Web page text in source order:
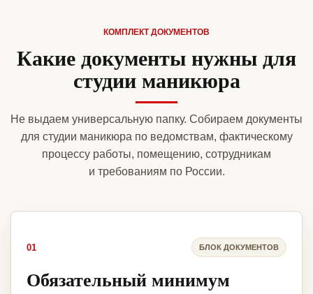
КОМПЛЕКТ ДОКУМЕНТОВ
Какие документы нужны для
студии маникюра
Не выдаем универсальную папку. Собираем документы
для студии маникюра по ведомствам, фактическому
процессу работы, помещению, сотрудникам
и требованиям по России.
01 БЛОК ДОКУМЕНТОВ
Обязательный минимум